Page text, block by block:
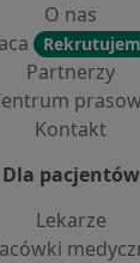
O nas
Partnerzy
Kontakt
Dla pacjentów
Lekarze